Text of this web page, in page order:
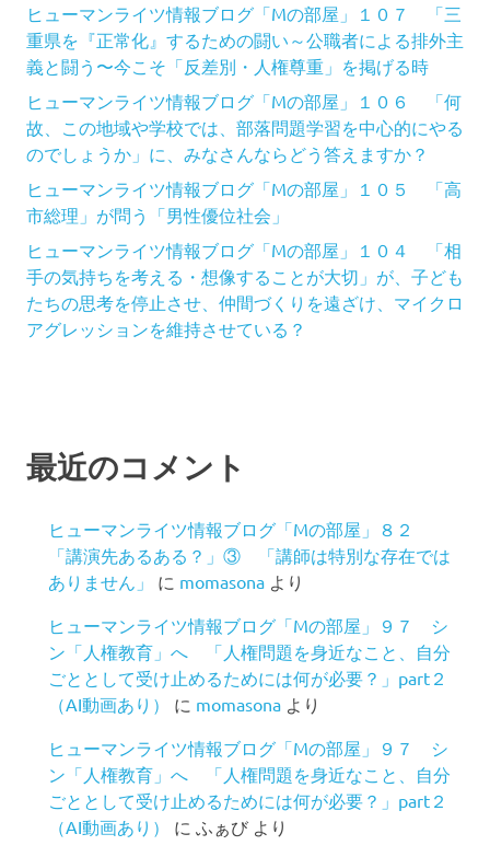
ヒューマンライツ情報ブログ「Mの部屋」１０７ 「三
重県を『正常化』するための闘い～公職者による排外主
義と闘う〜今こそ「反差別・人権尊重」を掲げる時
ヒューマンライツ情報ブログ「Mの部屋」１０６ 「何
故、この地域や学校では、部落問題学習を中心的にやる
のでしょうか」に、みなさんならどう答えますか？
ヒューマンライツ情報ブログ「Mの部屋」１０５ 「高
市総理」が問う「男性優位社会」
ヒューマンライツ情報ブログ「Mの部屋」１０４ 「相
手の気持ちを考える・想像することが大切」が、子ども
たちの思考を停止させ、仲間づくりを遠ざけ、マイクロ
アグレッションを維持させている？
最近のコメント
ヒューマンライツ情報ブログ「Mの部屋」８２
「講演先あるある？」③ 「講師は特別な存在では
ありません」
に momasona より
ヒューマンライツ情報ブログ「Mの部屋」９７ シ
ン「人権教育」へ 「人権問題を身近なこと、自分
ごととして受け止めるためには何が必要？」part２
（AI動画あり）
に momasona より
ヒューマンライツ情報ブログ「Mの部屋」９７ シ
ン「人権教育」へ 「人権問題を身近なこと、自分
ごととして受け止めるためには何が必要？」part２
（AI動画あり）
に ふぁび より